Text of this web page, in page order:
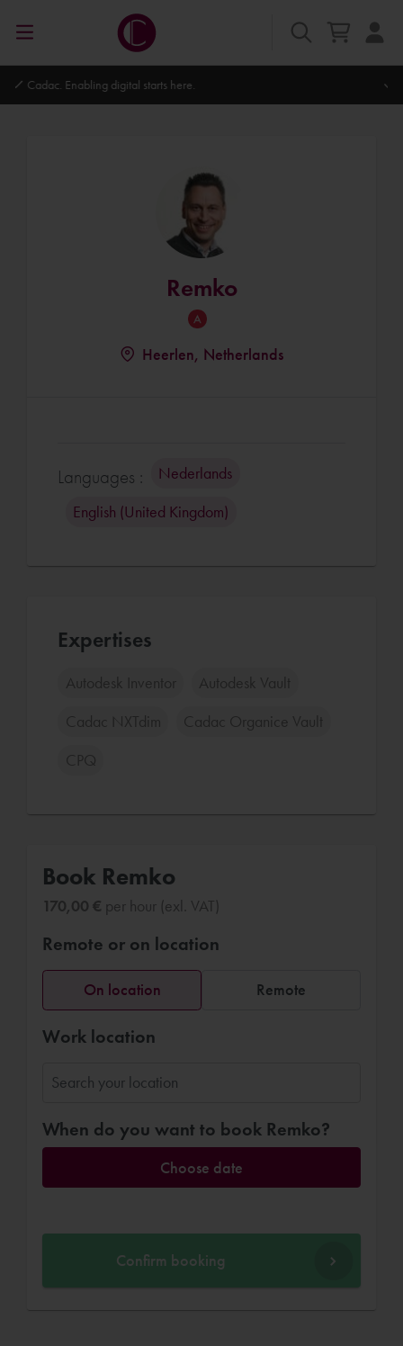
Autodesk Platinum Partner
Remko
Heerlen, Netherlands
Languages : Nederlands
English (United Kingdom)
Expertises
Autodesk Inventor Autodesk Vault
Cadac NXTdim Cadac Organice Vault
CPQ
Book Remko
170,00 € per hour (exl. VAT)
Remote or on location
On location Remote
Work location
When do you want to book Remko?
Choose date
Confirm booking